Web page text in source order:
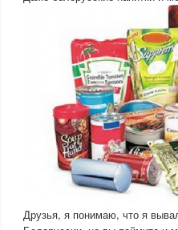
Друзья, я понимаю, что я